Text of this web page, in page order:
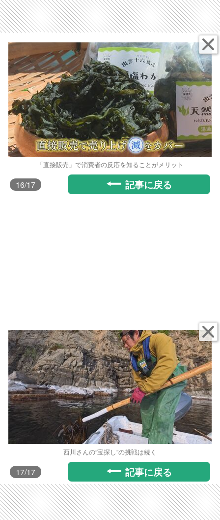
「直接販売」で消費者の反応を知ることがメリット
16/17 記事に戻る
西川さんの“宝探し”の挑戦は続く
17/17 記事に戻る